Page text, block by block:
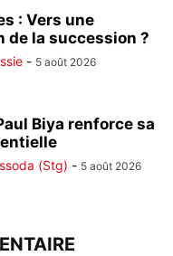
: Vers une
de la succession ?
- 5 août 2026
Biya renforce sa
(Stg) - 5 août 2026